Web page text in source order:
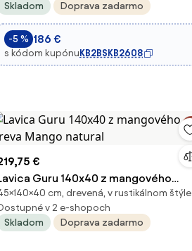
Skladom
Doprava zadarmo
-5 % 186 €
s kódom kupónu KB2BSKB2608
€
Guru 140x40 z mangového
Mango natural
cm, drevená, v rustikálnom štýle
v 2 e-shopoch
Skladom
Doprava zadarmo